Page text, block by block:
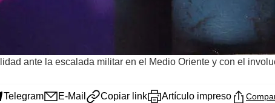
ante la escalada militar en el Medio Oriente y con el
Telegram E-Mail Copiar link Artículo impreso